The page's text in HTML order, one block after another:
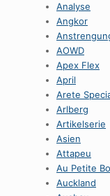
Analyse
Angkor
AOWD
Apex Flex
April
Arete
Arlberg
Artikelserie
Asien
Attapeu
Au Petite
Auckland